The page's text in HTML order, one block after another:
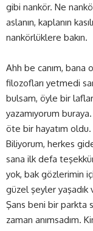
gibi nankör. Ne
aslanın, kaplanın
nankörlüklere bakın.
Ahh be canım, bana
filozofları yetmedi
bulsam, öyle bir
yazamıyorum
öte bir hayatım
Biliyorum, herkes
sana ilk defa
yok, bak gözlerimin
güzel şeyler yaşadık
Şans beni bir parkta
zaman anımsadım.